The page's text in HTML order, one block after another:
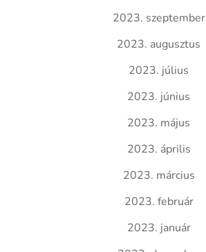
2023. szeptember
2023. augusztus
2023. július
2023. június
2023. május
2023. április
2023. március
2023. február
2023. január